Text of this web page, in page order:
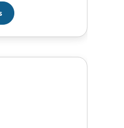
com a club.
de Catalunya
– La Seu d’Urgell)
A…